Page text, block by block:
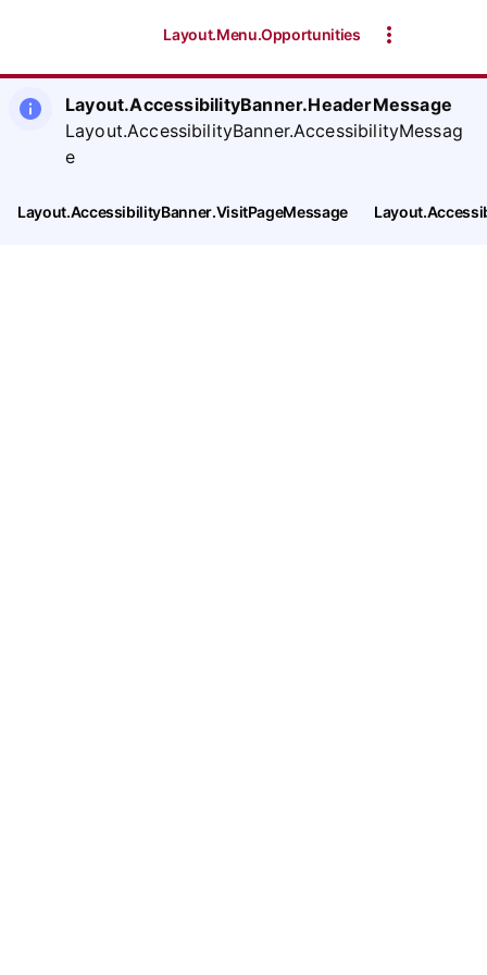
Layout.Menu.Opportunities
Layout.AccessibilityBanner.HeaderMessage
Layout.AccessibilityBanner.AccessibilityMessag
e
Layout.AccessibilityBanner.VisitPageMessage